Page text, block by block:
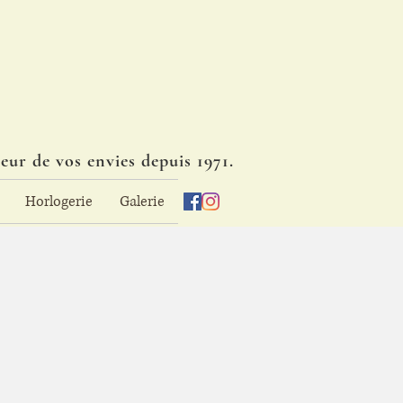
de vos envies depuis 1971.
Horlogerie Galerie